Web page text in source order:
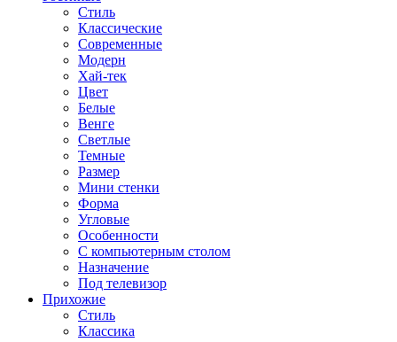
Стиль
Классические
Современные
Модерн
Хай-тек
Цвет
Белые
Венге
Светлые
Темные
Размер
Мини стенки
Форма
Угловые
Особенности
С компьютерным столом
Назначение
Под телевизор
Прихожие
Стиль
Классика